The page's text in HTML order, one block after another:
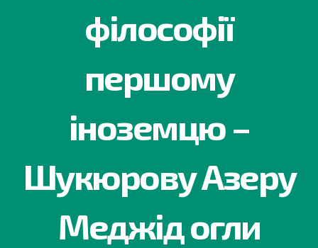
філософії
першому
іноземцю –
Шукюрову Азеру
Меджід огли